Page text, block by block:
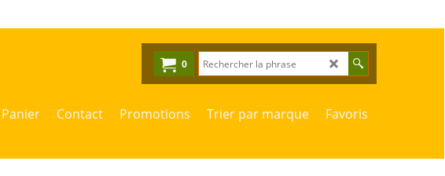
0
Panier Contact Promotions Trier par marque Favoris